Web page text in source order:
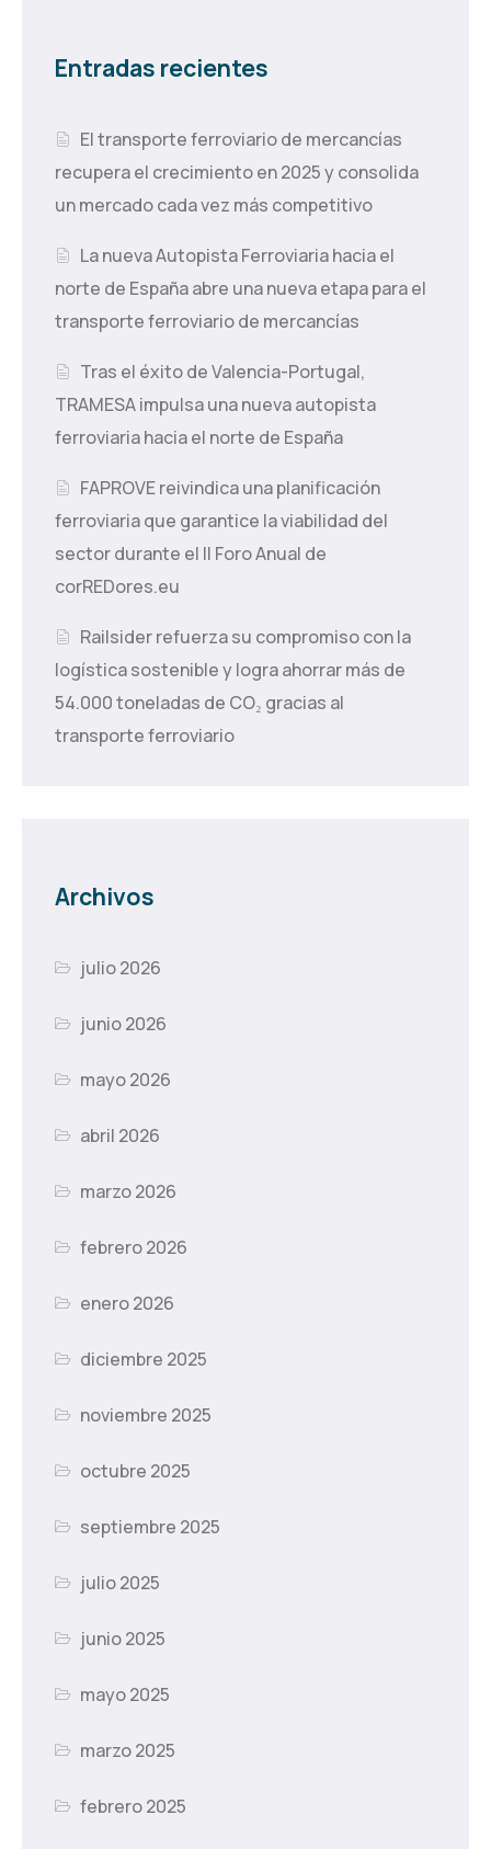
Entradas recientes
El transporte ferroviario de mercancías
recupera el crecimiento en 2025 y consolida
un mercado cada vez más competitivo
La nueva Autopista Ferroviaria hacia el
norte de España abre una nueva etapa para el
transporte ferroviario de mercancías
Tras el éxito de Valencia-Portugal,
TRAMESA impulsa una nueva autopista
ferroviaria hacia el norte de España
FAPROVE reivindica una planificación
ferroviaria que garantice la viabilidad del
sector durante el II Foro Anual de
corREDores.eu
Railsider refuerza su compromiso con la
logística sostenible y logra ahorrar más de
54.000 toneladas de CO₂ gracias al
transporte ferroviario
Archivos
julio 2026
junio 2026
mayo 2026
abril 2026
marzo 2026
febrero 2026
enero 2026
diciembre 2025
noviembre 2025
octubre 2025
septiembre 2025
julio 2025
junio 2025
mayo 2025
marzo 2025
febrero 2025